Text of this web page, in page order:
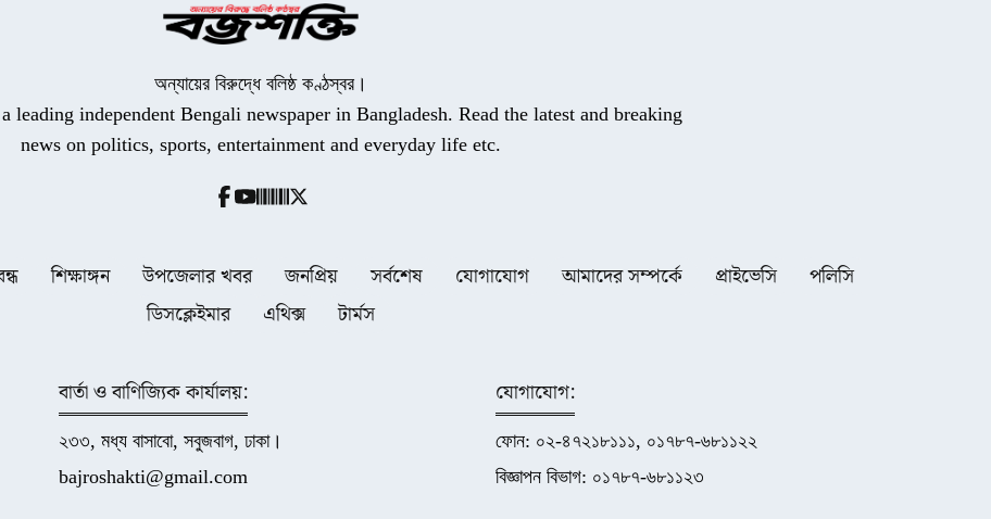
অন্যায়ের বিরুদ্ধে বলিষ্ঠ কণ্ঠস্বর।
leading independent Bengali newspaper in Bangladesh. Read the latest and breaking
news on politics, sports, entertainment and everyday life etc.
শিক্ষাঙ্গন উপজেলার খবর জনপ্রিয় সর্বশেষ যোগাযোগ আমাদের সম্পর্কে প্রাইভেসি
পলিসি
ডিসক্লেইমার
এথিক্স টার্মস
বার্তা ও বাণিজ্যিক কার্যালয়:
২৩৩, মধ্য বাসাবো, সবুজবাগ, ঢাকা।
bajroshakti@gmail.com
যোগাযোগ:
ফোন: ০২-৪৭২১৮১১১, ০১৭৮৭-৬৮১১২২
বিজ্ঞাপন বিভাগ: ০১৭৮৭-৬৮১১২৩